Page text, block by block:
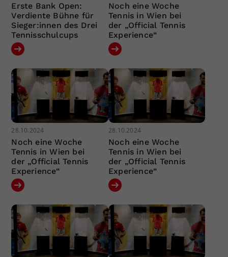
Erste Bank Open:
Verdiente Bühne für
Sieger:innen des Drei
Tennisschulcups
Noch eine Woche
Tennis in Wien bei
der „Official Tennis
Experience“
28.10.2024
Noch eine Woche
Tennis in Wien bei
der „Official Tennis
Experience“
28.10.2024
Noch eine Woche
Tennis in Wien bei
der „Official Tennis
Experience“